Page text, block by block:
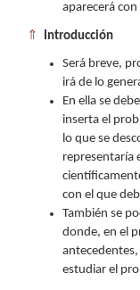
aparecerá
⇑ Introducción
Será breve,
irá de lo
En ella se
inserta el
lo que se
representaría
con el que
También se
donde, en el
antecedentes,
estudiar el